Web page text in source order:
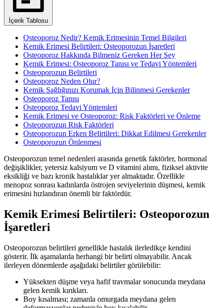
İçerik Tablosu
Osteoporoz Nedir? Kemik Erimesinin Temel Bilgileri
Kemik Erimesi Belirtileri: Osteoporozun İşaretleri
Osteoporoz Hakkında Bilmeniz Gereken Her Şey
Kemik Erimesi: Osteoporoz Tanısı ve Tedavi Yöntemleri
Osteoporozun Belirtileri
Osteoporoz Neden Olur?
Kemik Sağlığınızı Korumak İçin Bilinmesi Gerekenler
Osteoporoz Tanısı
Osteoporoz Tedavi Yöntemleri
Kemik Erimesi ve Osteoporoz: Risk Faktörleri ve Önleme
Osteoporozun Risk Faktörleri
Osteoporozun Erken Belirtileri: Dikkat Edilmesi Gerekenler
Osteoporozun Önlenmesi
Osteoporozun temel nedenleri arasında genetik faktörler, hormonal
değişiklikler, yetersiz kalsiyum ve D vitamini alımı, fiziksel aktivite
eksikliği ve bazı kronik hastalıklar yer almaktadır. Özellikle
menopoz sonrası kadınlarda östrojen seviyelerinin düşmesi, kemik
erimesini hızlandıran önemli bir faktördür.
Kemik Erimesi Belirtileri: Osteoporozun
İşaretleri
Osteoporozun belirtileri genellikle hastalık ilerledikçe kendini
gösterir. İlk aşamalarda herhangi bir belirti olmayabilir. Ancak
ilerleyen dönemlerde aşağıdaki belirtiler görülebilir:
Yüksekten düşme veya hafif travmalar sonucunda meydana
gelen kemik kırıkları.
Boy kısalması; zamanla omurgada meydana gelen